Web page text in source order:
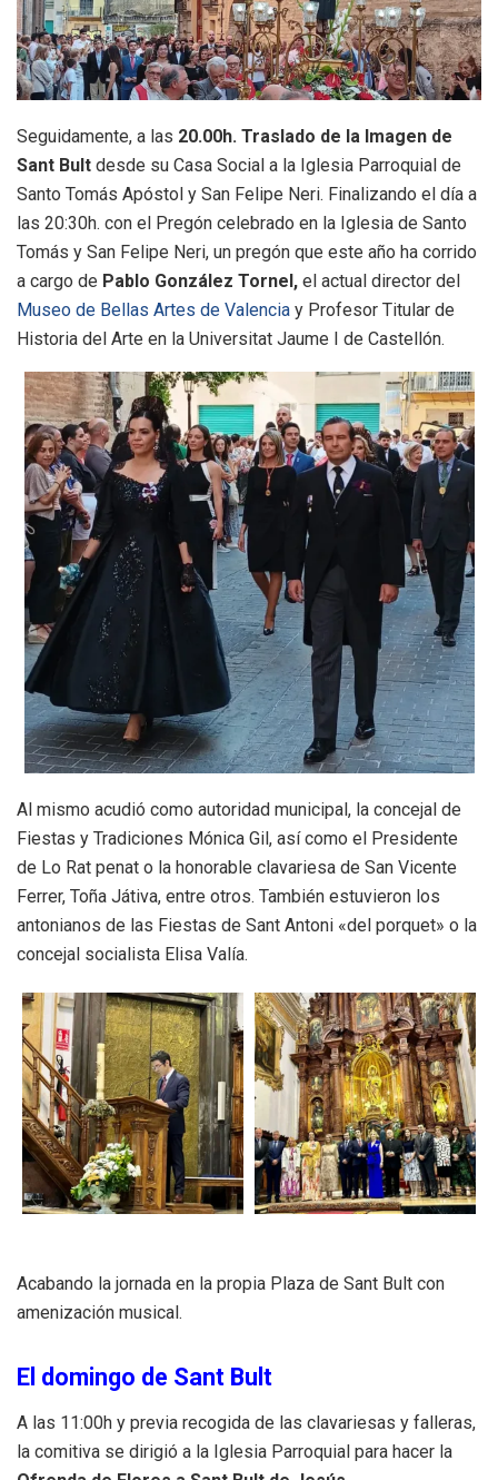
Seguidamente, a las 20.00h. Traslado de la Imagen de
Sant Bult desde su Casa Social a la Iglesia Parroquial de
Santo Tomás Apóstol y San Felipe Neri. Finalizando el día a
las 20:30h. con el Pregón celebrado en la Iglesia de Santo
Tomás y San Felipe Neri, un pregón que este año ha corrido
a cargo de Pablo González Tornel, el actual director del
Museo de Bellas Artes de Valencia y Profesor Titular de
Historia del Arte en la Universitat Jaume I de Castellón.
Al mismo acudió como autoridad municipal, la concejal de
Fiestas y Tradiciones Mónica Gil, así como el Presidente
de Lo Rat penat o la honorable clavariesa de San Vicente
Ferrer, Toña Játiva, entre otros. También estuvieron los
antonianos de las Fiestas de Sant Antoni «del porquet» o la
concejal socialista Elisa Valía.
Acabando la jornada en la propia Plaza de Sant Bult con
amenización musical.
El domingo de Sant Bult
A las 11:00h y previa recogida de las clavariesas y falleras,
la comitiva se dirigió a la Iglesia Parroquial para hacer la